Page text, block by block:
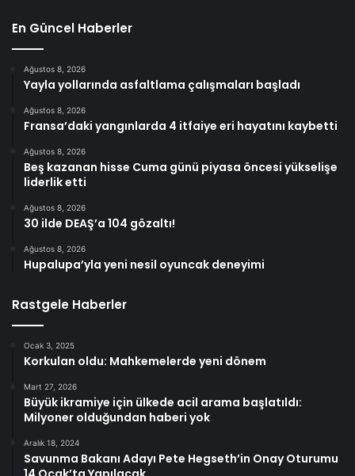
En Güncel Haberler
Ağustos 8, 2026
Yayla yollarında asfaltlama çalışmaları başladı
Ağustos 8, 2026
Fransa’daki yangınlarda 4 itfaiye eri hayatını kaybetti
Ağustos 8, 2026
Beş kazanan hisse Cuma günü piyasa öncesi yükselişe
liderlik etti
Ağustos 8, 2026
30 ilde DEAŞ’a 104 gözaltı!
Ağustos 8, 2026
Hupalupa’yla yeni nesil oyuncak deneyimi
Rastgele Haberler
Ocak 3, 2025
Korkulan oldu: Mahkemelerde yeni dönem
Mart 27, 2026
Büyük ikramiye için ülkede acil arama başlatıldı:
Milyoner olduğundan haberi yok
Aralık 18, 2024
Savunma Bakanı Adayı Pete Hegseth’in Onay Oturumu